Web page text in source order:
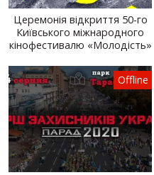
Церемонія відкриття 50-го
Київського міжнародного
кінофестивалю «Молодість»
Offline